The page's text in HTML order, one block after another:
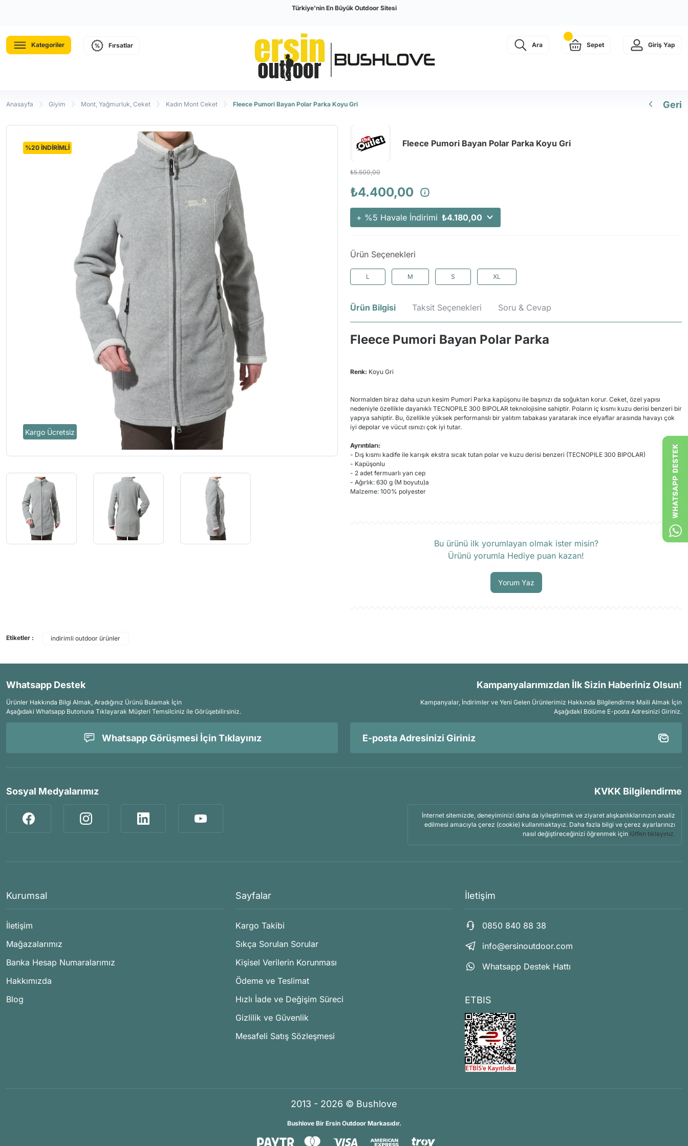
Türkiye'nin En Büyük Outdoor Sitesi
Kategoriler Fırsatlar Ara Sepet Giriş Yap
Anasayfa Giyim Mont, Yağmurluk, Ceket Kadın Mont Ceket Fleece Pumori Bayan Polar Parka Koyu Gri Geri
Kargo Ücretsiz
%20 İNDİRİMLİ Fleece Pumori Bayan Polar Parka Koyu Gri
₺5.500,00
₺4.400,00
+ %5 Havale İndirimi ₺4.180,00
Ürün Seçenekleri
L M S XL
Ürün Bilgisi Taksit Seçenekleri Soru & Cevap
Fleece Pumori Bayan Polar Parka
Renk: Koyu Gri
Normalden biraz daha uzun kesim Pumori Parka kapüşonu ile başınızı da soğuktan korur. Ceket, özel yapısı
nedeniyle özellikle dayanıklı TECNOPILE 300 BIPOLAR teknolojisine sahiptir. Poların iç kısmı kuzu derisi benzeri bir
yapıya sahiptir. Bu, özellikle yüksek performanslı bir yalıtım tabakası yaratarak ince elyaflar arasında havayı çok
iyi depolar ve vücut ısınızı çok iyi tutar.
Ayrıntıları:
- Dış kısmı kadife ile karışık ekstra sıcak tutan polar ve kuzu derisi benzeri (TECNOPILE 300 BIPOLAR)
- Kapüşonlu
- 2 adet fermuarlı yan cep
- Ağırlık: 630 g (M boyutu)a
Malzeme: 100% polyester
Bu ürünü ilk yorumlayan olmak ister misin?
Ürünü yorumla Hediye puan kazan!
Yorum Yaz
Etiketler : indirimli outdoor ürünler
Whatsapp Destek
Ürünler Hakkında Bilgi Almak, Aradığınız Ürünü Bulamak İçin
Aşağıdaki Whatsapp Butonuna Tıklayarak Müşteri Temsilciniz ile Görüşebilirsiniz.
Whatsapp Görüşmesi İçin Tıklayınız
Kampanyalarımızdan İlk Sizin Haberiniz Olsun!
Kampanyalar, İndirimler ve Yeni Gelen Ürünlerimiz Hakkında Bilgilendirme Maili Almak İçin
Aşağıdaki Bölüme E-posta Adresinizi Giriniz.
Sosyal Medyalarımız KVKK Bilgilendirme
İnternet sitemizde, deneyiminizi daha da iyileştirmek ve ziyaret alışkanlıklarınızın analiz
edilmesi amacıyla çerez (cookie) kullanmaktayız. Daha fazla bilgi ve çerez ayarlarınızı
nasıl değiştireceğinizi öğrenmek için lütfen tıklayınız.
Kurumsal
İletişim
Mağazalarımız
Banka Hesap Numaralarımız
Hakkımızda
Blog
Sayfalar
Kargo Takibi
Sıkça Sorulan Sorular
Kişisel Verilerin Korunması
Ödeme ve Teslimat
Hızlı İade ve Değişim Süreci
Gizlilik ve Güvenlik
Mesafeli Satış Sözleşmesi
İletişim
0850 840 88 38
info@ersinoutdoor.com
Whatsapp Destek Hattı
ETBIS
2013 - 2026 © Bushlove
Bushlove Bir Ersin Outdoor Markasıdır.